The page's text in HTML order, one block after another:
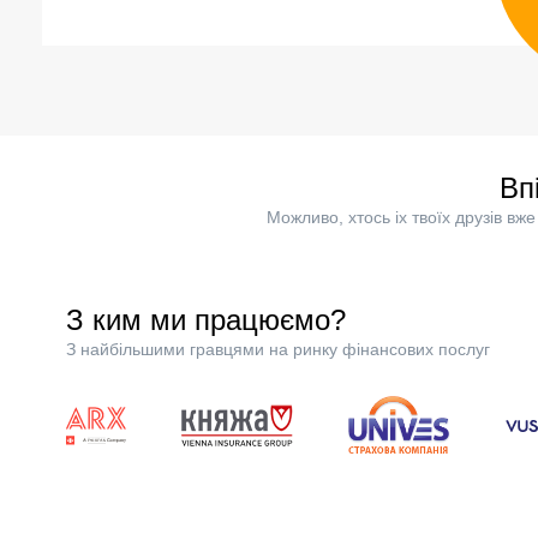
Можливо, хтось іх твоїх друзів
З ким ми працюємо?
З найбільшими гравцями на ринку фінансових послуг